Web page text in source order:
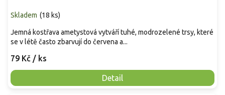
Skladem (18 ks)
79 Kč / ks
Detail
Jemná kostřava ametystová vytváří tuhé, modrozelené trsy, které
se v létě často zbarvují do červena a...